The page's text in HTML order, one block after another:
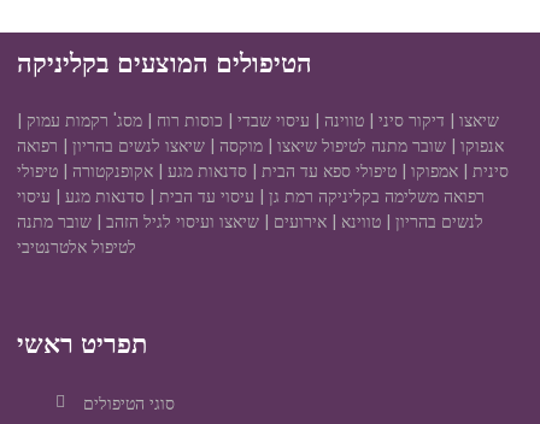
הטיפולים המוצעים בקליניקה
שיאצו | דיקור סיני | טווינה | עיסוי שבדי | כוסות רוח | מסג' רקמות עמוק |
אנפוקו | שובר מתנה לטיפול שיאצו | מוקסה | שיאצו לנשים בהריון | רפואה
סינית | אמפוקו | טיפולי ספא עד הבית | סדנאות מגע | אקופנקטורה | טיפולי
רפואה משלימה בקליניקה רמת גן | עיסוי עד הבית | סדנאות מגע | עיסוי
לנשים בהריון | טווינא | אירועים | שיאצו ועיסוי לגיל הזהב | שובר מתנה
לטיפול אלטרנטיבי
תפריט ראשי
סוגי הטיפולים